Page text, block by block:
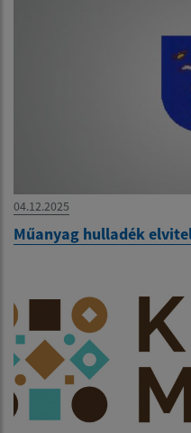
04.12.2025
Műanyag hulladék